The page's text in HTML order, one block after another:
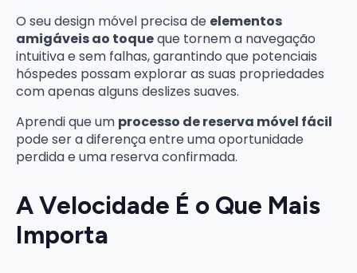
O seu design móvel precisa de elementos
amigáveis ao toqueque tornem a navegação
intuitiva e sem falhas, garantindo que potenciais
hóspedes possam explorar as suas propriedades
com apenas alguns deslizes suaves.
Aprendi que um processo de reserva móvel fácil
pode ser a diferença entre uma oportunidade
perdida e uma reserva confirmada.
A Velocidade É o Que Mais
Importa